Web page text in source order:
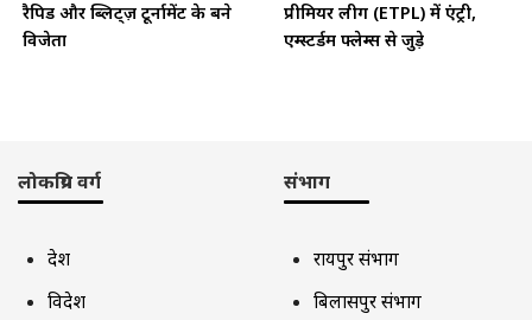
रैपिड और ब्लिट्ज़ टूर्नामेंट के बने
विजेता
प्रीमियर लीग (ETPL) में एंट्री,
एम्स्टर्डम फ्लेम्स से जुड़े
लोकप्रिय वर्ग
देश
विदेश
संभाग
रायपुर संभाग
बिलासपुर संभाग